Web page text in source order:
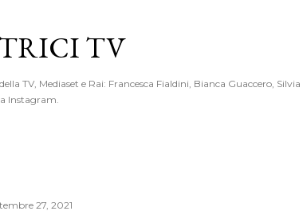
TV
TV, Mediaset e Rai: Francesca Fialdini, Bianca Guaccero,
Instagram.
27, 2021